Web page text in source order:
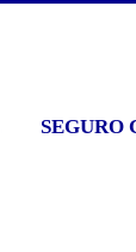
SEGURO